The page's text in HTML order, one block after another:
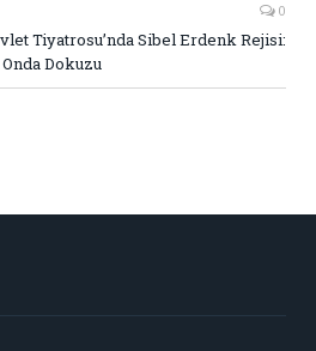
0
Tiyatrosu’nda Sibel Erdenk Rejisi:
Dokuzu